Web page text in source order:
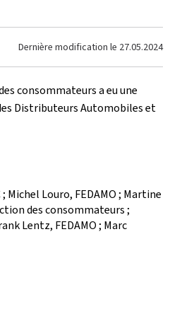
Dernière modification le 27.05.2024
consommateurs a eu une
Distributeurs Automobiles et
Michel Louro, FEDAMO ; Martine
des consommateurs ;
Lentz, FEDAMO ; Marc